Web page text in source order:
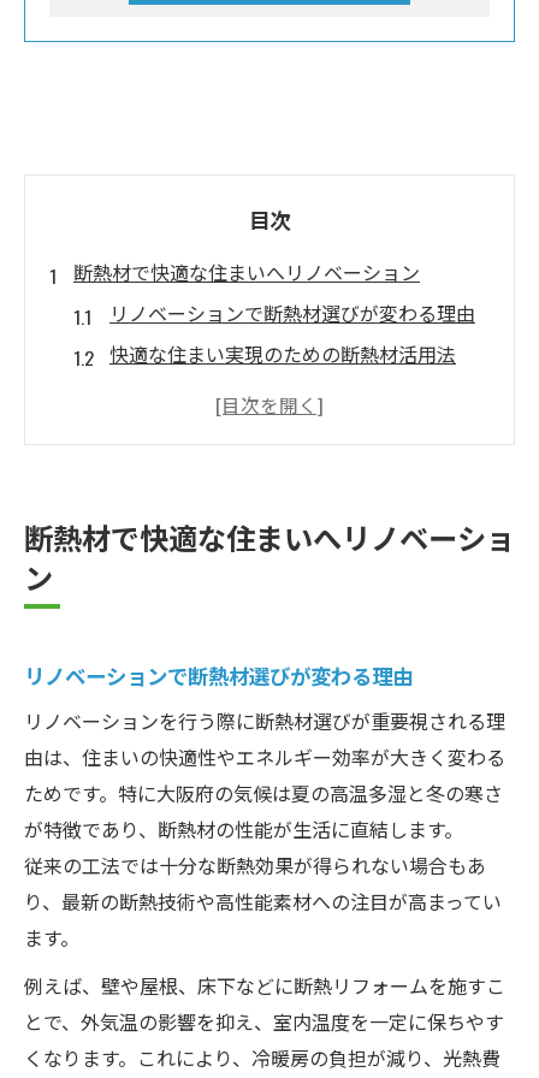
目次
断熱材で快適な住まいへリノベーション
リノベーションで断熱材選びが変わる理由
快適な住まい実現のための断熱材活用法
断熱性能向上が暮らしに与える効果とは
断熱リノベーションで光熱費を賢く削減
省エネ効果を高める断熱材の選び方ガイド
リノベーションで叶える健康的な住環境づ
くり
断熱材がもたらす省エネ生活のメリット解
説
断熱リフォームなら暮らしが大きく変わる
断熱リフォームによる暮らしの変化と効果
り
断熱リフォームが健康面にもたらすメリッ
ト
断熱材で快適な住まいへリノベーショ
ン
リノベーションで断熱材選びが変わる理由
リノベーションを行う際に断熱材選びが重要視される理
由は、住まいの快適性やエネルギー効率が大きく変わる
ためです。特に大阪府の気候は夏の高温多湿と冬の寒さ
が特徴であり、断熱材の性能が生活に直結します。
従来の工法では十分な断熱効果が得られない場合もあ
り、最新の断熱技術や高性能素材への注目が高まってい
ます。
例えば、壁や屋根、床下などに断熱リフォームを施すこ
とで、外気温の影響を抑え、室内温度を一定に保ちやす
くなります。これにより、冷暖房の負担が減り、光熱費